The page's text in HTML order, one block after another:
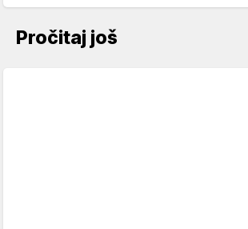
Pročitaj još